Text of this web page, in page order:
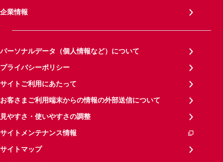
企業情報
パーソナルデータ（個人情報など）について
プライバシーポリシー
サイトご利用にあたって
お客さまご利用端末からの情報の外部送信について
見やすさ・使いやすさの調整
サイトメンテナンス情報
サイトマップ